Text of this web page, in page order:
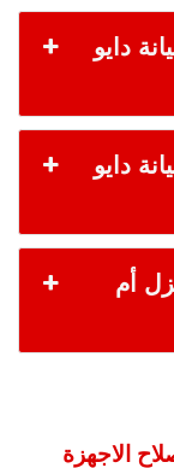
دايو
دايو
أم
الاجهزة